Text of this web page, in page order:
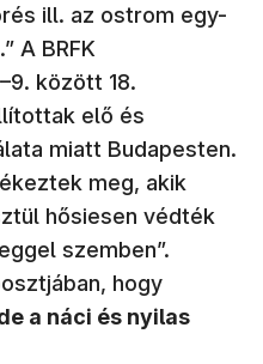
ill. az ostrom egy-
A BRFK
között 18.
elő és
miatt Budapesten.
meg, akik
hősiesen védték
szemben”.
hogy
a náci és nyilas